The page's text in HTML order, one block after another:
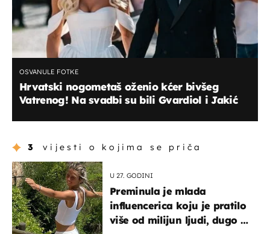
OSVANULE FOTKE
Hrvatski nogometaš oženio kćer bivšeg
Vatrenog! Na svadbi su bili Gvardiol i Jakić
3 vijesti o kojima se priča
U 27. GODINI
Preminula je mlada
influencerica koju je pratilo
više od milijun ljudi, dugo se